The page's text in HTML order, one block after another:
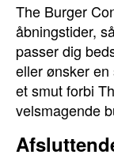
The Burger
åbningstider,
passer dig
eller ønsker
et smut forbi
velsmagende